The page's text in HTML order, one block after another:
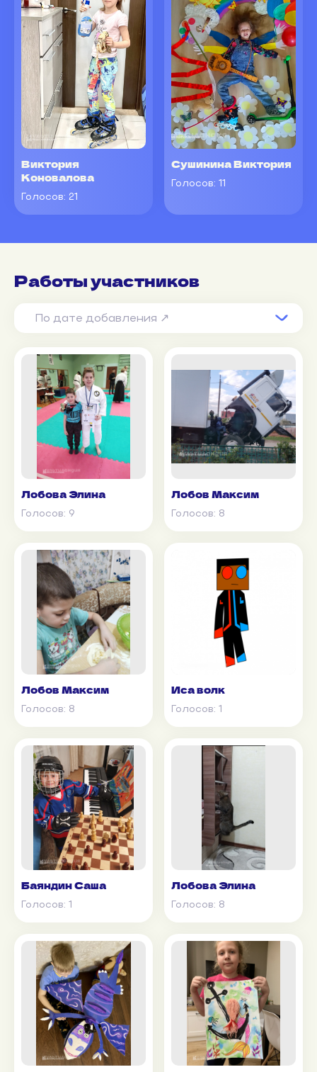
Виктория
Коновалова
Голосов: 21
Сушинина Виктория
Голосов: 11
Работы участников
По дате добавления ↗
Лобова Элина
Голосов: 9
Лобов Максим
Голосов: 8
Лобов Максим
Голосов: 8
Иса волк
Голосов: 1
Баяндин Саша
Голосов: 1
Лобова Элина
Голосов: 8